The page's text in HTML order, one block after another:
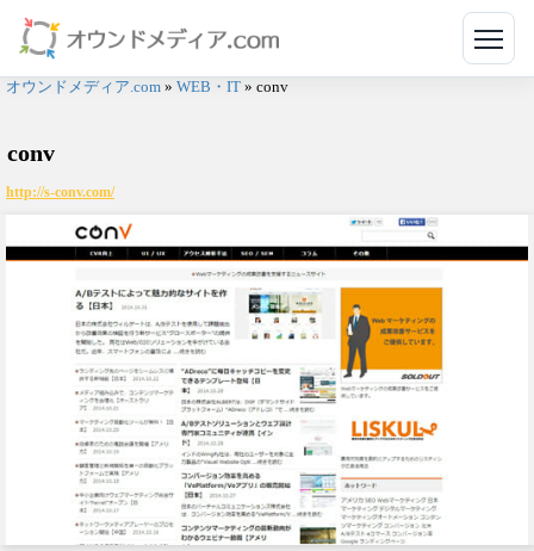
メニ
オウンドメディア.com » WEB・IT » conv
conv
http://s-conv.com/